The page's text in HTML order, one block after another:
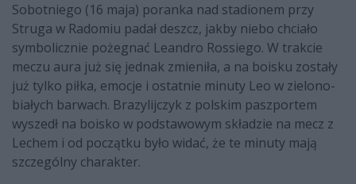
Sobotniego (16 maja) poranka nad stadionem przy
Struga w Radomiu padał deszcz, jakby niebo chciało
symbolicznie pożegnać Leandro Rossiego. W trakcie
meczu aura już się jednak zmieniła, a na boisku zostały
już tylko piłka, emocje i ostatnie minuty Leo w zielono-
białych barwach. Brazylijczyk z polskim paszportem
wyszedł na boisko w podstawowym składzie na mecz z
Lechem i od początku było widać, że te minuty mają
szczególny charakter.